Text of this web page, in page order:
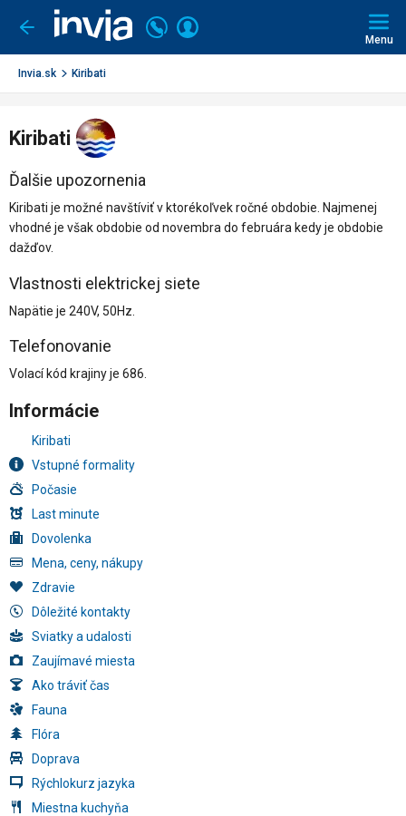
Ísť
späť
Volajte
+421
2
Prihlásiť
Menu
Invia.sk Kiribati
Kiribati
Ďalšie upozornenia
Kiribati je možné navštíviť v ktorékoľvek ročné obdobie. Najmenej
vhodné je však obdobie od novembra do februára kedy je obdobie
dažďov.
Vlastnosti elektrickej siete
Napätie je 240V, 50Hz.
Telefonovanie
Volací kód krajiny je 686.
Informácie
Kiribati
Vstupné formality
Počasie
Last minute
Dovolenka
Mena, ceny, nákupy
Zdravie
Dôležité kontakty
Sviatky a udalosti
Zaujímavé miesta
Ako tráviť čas
Fauna
Flóra
Doprava
Rýchlokurz jazyka
Miestna kuchyňa